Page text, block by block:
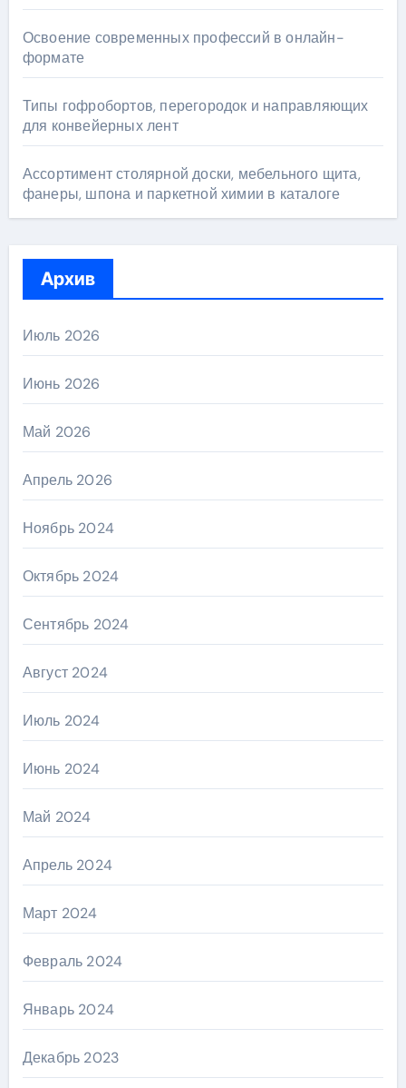
Освоение современных профессий в онлайн-
формате
Типы гофробортов, перегородок и направляющих
для конвейерных лент
Ассортимент столярной доски, мебельного щита,
фанеры, шпона и паркетной химии в каталоге
Архив
Июль 2026
Июнь 2026
Май 2026
Апрель 2026
Ноябрь 2024
Октябрь 2024
Сентябрь 2024
Август 2024
Июль 2024
Июнь 2024
Май 2024
Апрель 2024
Март 2024
Февраль 2024
Январь 2024
Декабрь 2023